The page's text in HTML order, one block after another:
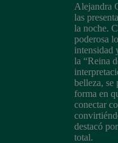
Alejandra
las
la noche.
poderosa
intensidad
la “Reina
belleza, se
forma en
conectar
destacó
total.